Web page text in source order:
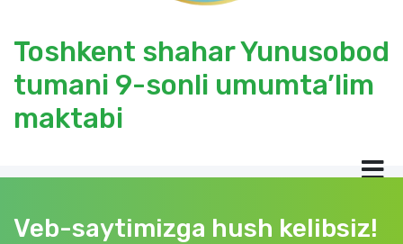
Toshkent shahar Yunusobod
tumani 9-sonli umumta’lim
maktabi
Veb-saytimizga hush kelibsiz!